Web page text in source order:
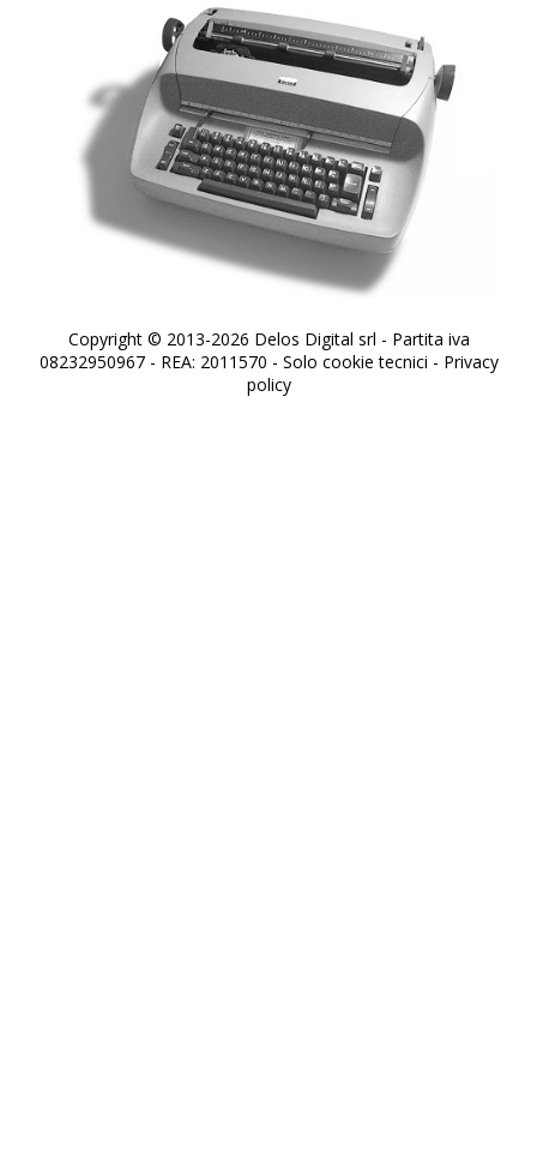
Copyright © 2013-2026 Delos Digital srl - Partita iva
08232950967 - REA: 2011570 - Solo cookie tecnici - Privacy
policy